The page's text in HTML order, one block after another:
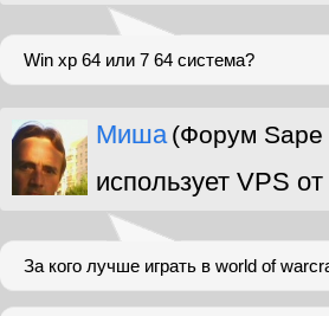
Win xp 64 или 7 64 система?
Миша (Форум Sape
использует VPS от
За кого лучше играть в world of